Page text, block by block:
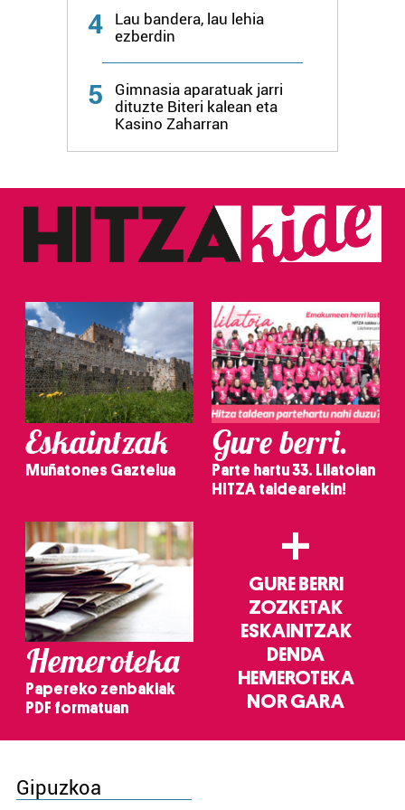
Webgune honek cookie propioak eta hirugarrenen cookie-
fitxategiak erabiltzen ditu. Zure esperientzia eta
zerbitzuak hobetzeko asmoz, cookie teknologiaz
baliatzen gara. Ohar hau onartuz gero, teknologia hori
erabiltzeko baimen esplizitua ematen diguzu.
irakurri
4
Lau bandera, lau lehia
ezberdin
5
Gimnasia aparatuak jarri
dituzte Biteri kalean eta
Kasino Zaharran
Eskaintzak
Muñatones Gaztelua
Gure berri.
Parte hartu 33. Lilatoian
HITZA taldearekin!
Hemeroteka
Papereko zenbakiak
PDF formatuan
+
GURE BERRI
ZOZKETAK
ESKAINTZAK
DENDA
HEMEROTEKA
NOR GARA
Gipuzkoa